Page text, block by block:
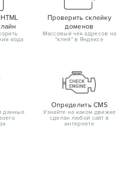
кода
Проверить склейку
доменов
Массовый чек адресов на
"клей" в Яндексе
данные
Определить CMS
Узнайте на каком движке
сделан любой сайт в
интернете